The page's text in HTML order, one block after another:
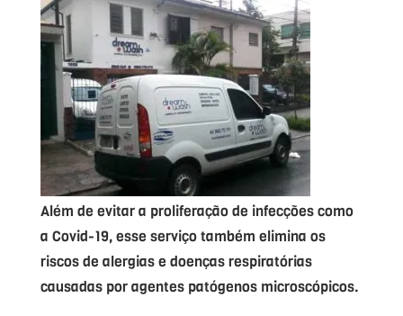
Além de evitar a proliferação de infecções como
a Covid-19, esse serviço também elimina os
riscos de alergias e doenças respiratórias
causadas por agentes patógenos microscópicos.